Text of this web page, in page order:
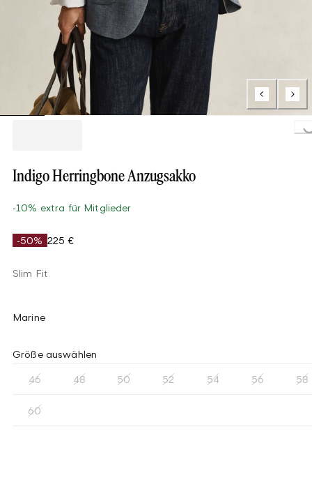
Loading...
Indigo Herringbone Anzugsakko
-10% extra für Mitglieder
-50% 225 €
Slim Fit
Marine
Größe auswählen
46 48 50 52 54 56 58
60